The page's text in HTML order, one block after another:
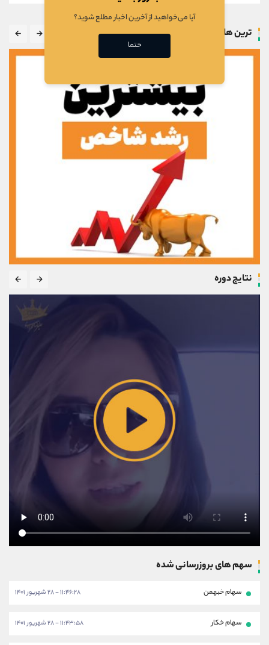
ترین ها
نتایج دوره
سهم های بروزرسانی شده
سهام خبهمن ۱۱:۴۶:۲۸ - ۲۸ شهریور ۱۴۰۱
سهام خکار ۱۱:۴۳:۵۸ - ۲۸ شهریور ۱۴۰۱
آیا می‌خواهید از آخرین اخبار مطلع شوید؟
حتما